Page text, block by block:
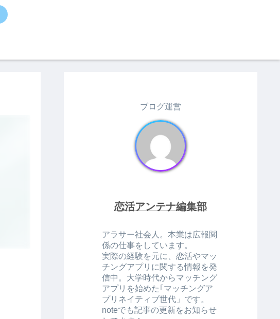
ブログ運営
恋活アンテナ編集部
アラサー社会人。本業は広報関
係の仕事をしています。
実際の経験を元に、恋活やマッ
チングアプリに関する情報を発
信中。大学時代からマッチング
アプリを始めた｢マッチングア
プリネイティブ世代」です。
noteでも記事の更新をお知らせ